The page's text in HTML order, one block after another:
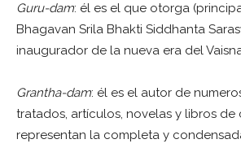
Guru-dam: él es el que otorga
Bhagavan Srila Bhakti Siddhanta
inaugurador de la nueva era del
Grantha-dam: él es el autor de
tratados, artículos, novelas y libros de
representan la completa y